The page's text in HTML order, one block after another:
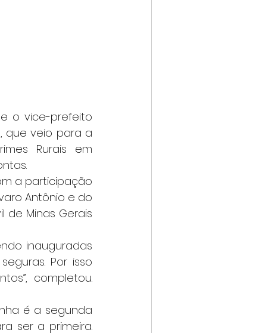
que veio para a
Rurais em
Antônio e do
de Minas Gerais
Por isso
completou.
ser a primeira.